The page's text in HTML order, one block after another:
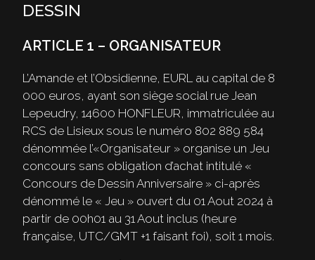
DESSIN
ARTICLE 1 – ORGANISATEUR
L’Amande et l’Obsidienne, EURL au capital de 8
000 euros, ayant son siège social rue Jean
Lepeudry, 14600 HONFLEUR, immatriculée au
RCS de Lisieux sous le numéro 802 889 584
dénommée l’«Organisateur » organise un Jeu
concours sans obligation d’achat intitulé «
Concours de Dessin Anniversaire » ci-après
dénommé le « Jeu » ouvert du 01 Aout 2024 à
partir de 00h01 au 31 Aout inclus (heure
française, UTC/GMT +1 faisant foi), soit 1 mois.